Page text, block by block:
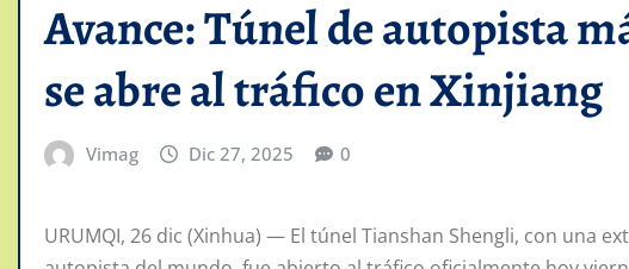
Avance: Túnel de autopista
se abre al tráfico en Xinjiang
Vimag Dic 27, 2025 0
URUMQI, 26 dic (Xinhua) — El túnel Tianshan Shengli, con una